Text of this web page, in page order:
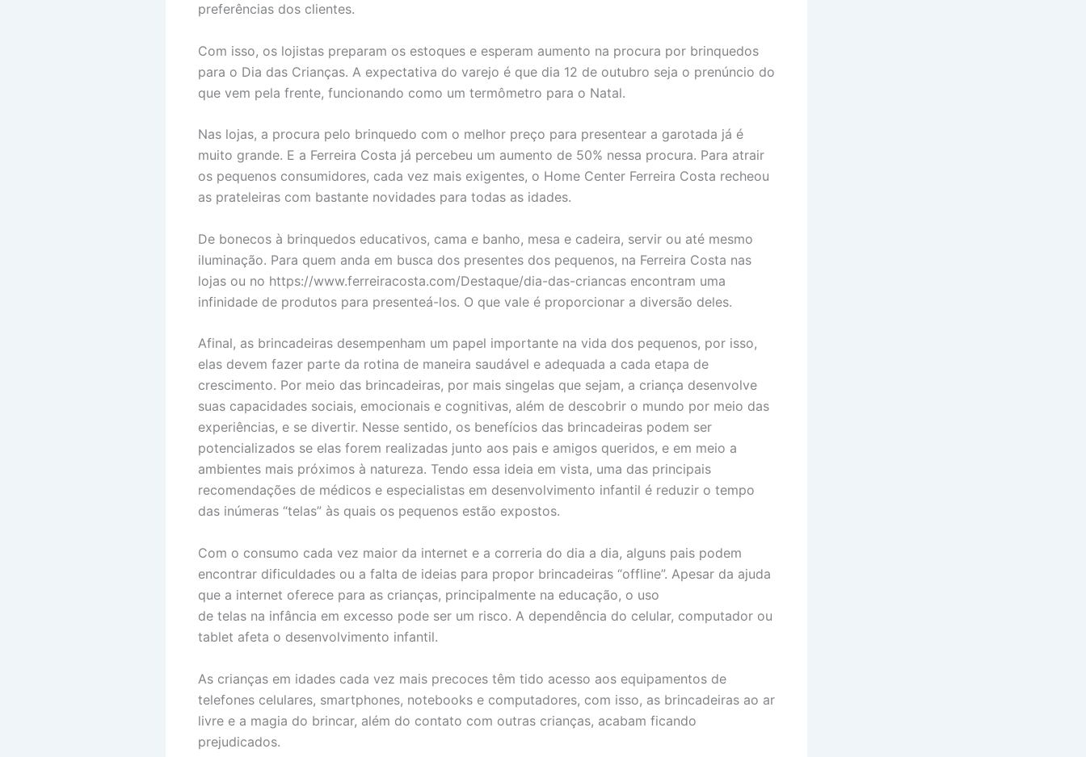
preferências dos clientes.
Com isso, os lojistas preparam os estoques e esperam aumento na procura por brinquedos
para o Dia das Crianças. A expectativa do varejo é que dia 12 de outubro seja o prenúncio do
que vem pela frente, funcionando como um termômetro para o Natal.
Nas lojas, a procura pelo brinquedo com o melhor preço para presentear a garotada já é
muito grande. E a Ferreira Costa já percebeu um aumento de 50% nessa procura. Para atrair
os pequenos consumidores, cada vez mais exigentes, o Home Center Ferreira Costa recheou
as prateleiras com bastante novidades para todas as idades.
De bonecos à brinquedos educativos, cama e banho, mesa e cadeira, servir ou até mesmo
iluminação. Para quem anda em busca dos presentes dos pequenos, na Ferreira Costa nas
lojas ou no https://www.ferreiracosta.com/Destaque/dia-das-criancas encontram uma
infinidade de produtos para presenteá-los. O que vale é proporcionar a diversão deles.
Afinal, as brincadeiras desempenham um papel importante na vida dos pequenos, por isso,
elas devem fazer parte da rotina de maneira saudável e adequada a cada etapa de
crescimento. Por meio das brincadeiras, por mais singelas que sejam, a criança desenvolve
suas capacidades sociais, emocionais e cognitivas, além de descobrir o mundo por meio das
experiências, e se divertir. Nesse sentido, os benefícios das brincadeiras podem ser
potencializados se elas forem realizadas junto aos pais e amigos queridos, e em meio a
ambientes mais próximos à natureza. Tendo essa ideia em vista, uma das principais
recomendações de médicos e especialistas em desenvolvimento infantil é reduzir o tempo
das inúmeras “telas” às quais os pequenos estão expostos.
Com o consumo cada vez maior da internet e a correria do dia a dia, alguns pais podem
encontrar dificuldades ou a falta de ideias para propor brincadeiras “offline”. Apesar da ajuda
que a internet oferece para as crianças, principalmente na educação, o uso
de telas na infância em excesso pode ser um risco. A dependência do celular, computador ou
tablet afeta o desenvolvimento infantil.
As crianças em idades cada vez mais precoces têm tido acesso aos equipamentos de
telefones celulares, smartphones, notebooks e computadores, com isso, as brincadeiras ao ar
livre e a magia do brincar, além do contato com outras crianças, acabam ficando
prejudicados.